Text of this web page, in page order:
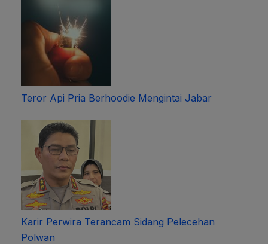
Teror Api Pria Berhoodie Mengintai Jabar
Karir Perwira Terancam Sidang Pelecehan
Polwan